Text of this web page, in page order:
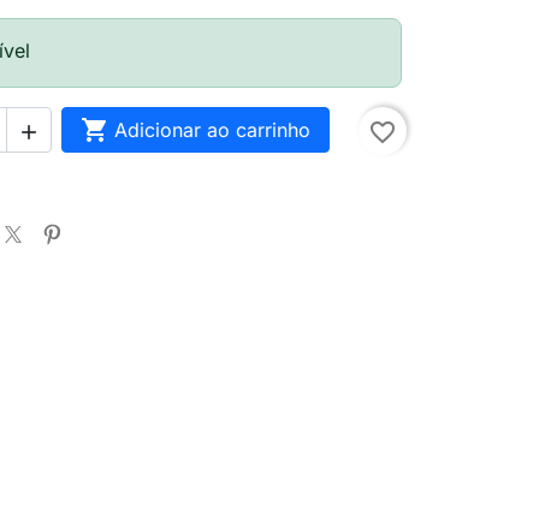
  Adicionar ao carrinho favorite_border